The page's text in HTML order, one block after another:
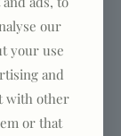
our
your use
and
with other
or that